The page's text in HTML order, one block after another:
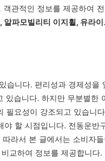
관적인 정보를 제공하여
파모빌리티 이지휠, 유라
습니다. 편리성과 경제성을
습니다. 하지만 무분별한
필요성이 강조되고 있습니
할 시점입니다. 전동운반
라서 본 글에서는 소비자
교하여 정보를 제공합니다